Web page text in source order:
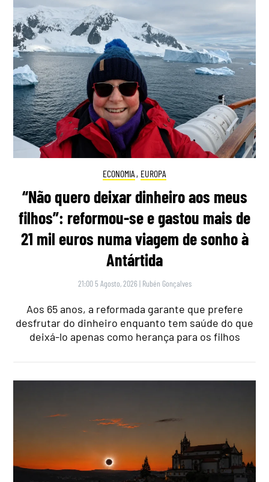
ECONOMIA , EUROPA
“Não quero deixar dinheiro aos meus
filhos”: reformou-se e gastou mais de
21 mil euros numa viagem de sonho à
Antártida
21:00 5 Agosto, 2026 | Rubén Gonçalves
Aos 65 anos, a reformada garante que prefere
desfrutar do dinheiro enquanto tem saúde do que
deixá-lo apenas como herança para os filhos